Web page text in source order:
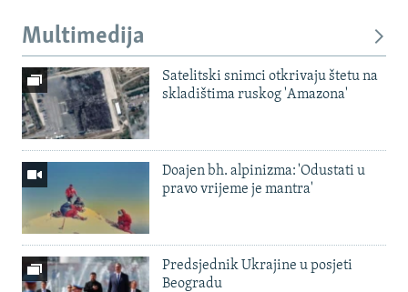
Multimedija
Satelitski snimci otkrivaju štetu na
skladištima ruskog 'Amazona'
Doajen bh. alpinizma: 'Odustati u
pravo vrijeme je mantra'
Predsjednik Ukrajine u posjeti
Beogradu